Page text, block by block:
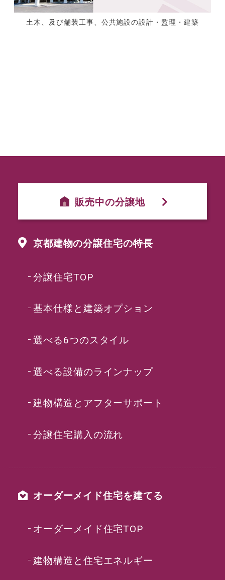
土木、及び舗装工事、公共施設の設計・監理・建築
販売中の分譲地
京都建物の分譲住宅の特長
分譲住宅TOP
基本仕様と建築オプション
選べる6つのスタイル
選べる設備のラインナップ
建物構造とアフターサポート
分譲住宅購入の流れ
オーダーメイド住宅を建てる
オーダーメイド住宅TOP
建物構造と住宅エネルギー